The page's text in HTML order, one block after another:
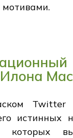
Twitter
истинных
которых